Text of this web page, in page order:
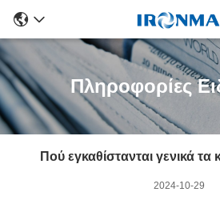
Πληροφορίες
Πού εγκαθίστανται γενικά
2024-10-29